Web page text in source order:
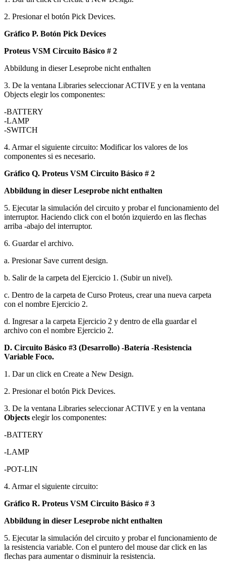
2. Presionar el botón Pick Devices.
Gráfico P. Botón Pick Devices
Proteus VSM Circuito Básico # 2
Abbildung in dieser Leseprobe nicht enthalten
3. De la ventana Libraries seleccionar ACTIVE y en la ventana
Objects elegir los componentes:
-BATTERY
-LAMP
-SWITCH
4. Armar el siguiente circuito: Modificar los valores de los
componentes si es necesario.
Gráfico Q. Proteus VSM Circuito Básico # 2
Abbildung in dieser Leseprobe nicht enthalten
5. Ejecutar la simulación del circuito y probar el funcionamiento del
interruptor. Haciendo click con el botón izquierdo en las flechas
arriba -abajo del interruptor.
6. Guardar el archivo.
a. Presionar Save current design.
b. Salir de la carpeta del Ejercicio 1. (Subir un nivel).
c. Dentro de la carpeta de Curso Proteus, crear una nueva carpeta
con el nombre Ejercicio 2.
d. Ingresar a la carpeta Ejercicio 2 y dentro de ella guardar el
archivo con el nombre Ejercicio 2.
D. Circuito Básico #3 (Desarrollo) -Batería -Resistencia
Variable Foco.
1. Dar un click en Create a New Design.
2. Presionar el botón Pick Devices.
3. De la ventana Libraries seleccionar ACTIVE y en la ventana
Objects elegir los componentes:
-BATTERY
-LAMP
-POT-LIN
4. Armar el siguiente circuito:
Gráfico R. Proteus VSM Circuito Básico # 3
Abbildung in dieser Leseprobe nicht enthalten
5. Ejecutar la simulación del circuito y probar el funcionamiento de
la resistencia variable. Con el puntero del mouse dar click en las
flechas para aumentar o disminuir la resistencia.